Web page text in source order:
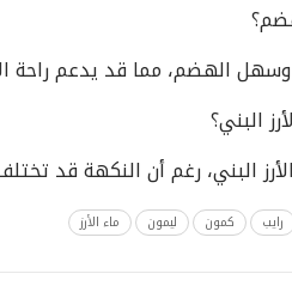
وسهل الهضم، مما قد يدعم راحة
البني؟
البني، رغم أن النكهة قد
رايب كمون ليمون ماء الأرز